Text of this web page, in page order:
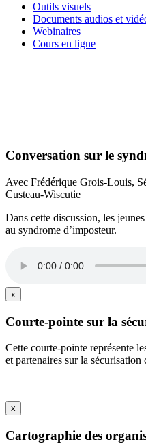
Outils visuels
Documents audios et
Webinaires
Cours en ligne
Conversation sur le
Avec Frédérique Grois-Louis,
Custeau-Wiscutie
Dans cette discussion, les
au syndrome d’imposteur.
x
Courte-pointe sur la
Cette courte-pointe représente
et partenaires sur la sécurisation
x
Cartographie des